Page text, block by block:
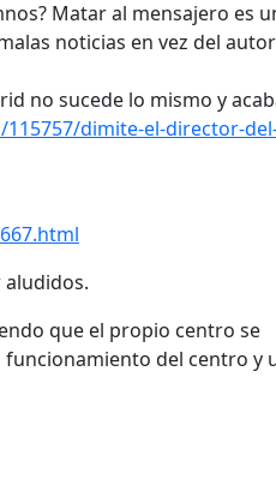
Matar al mensajero es
noticias en vez del
no sucede lo mismo y
dimite-el-director-
que el propio centro se
funcionamiento del centro y